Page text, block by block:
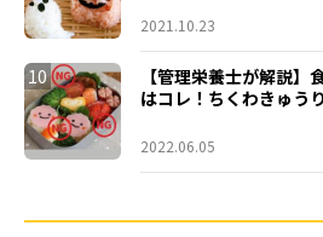
2021.10.23
10
【管理栄養士が解説】
はコレ！ちくわきゅう
2022.06.05